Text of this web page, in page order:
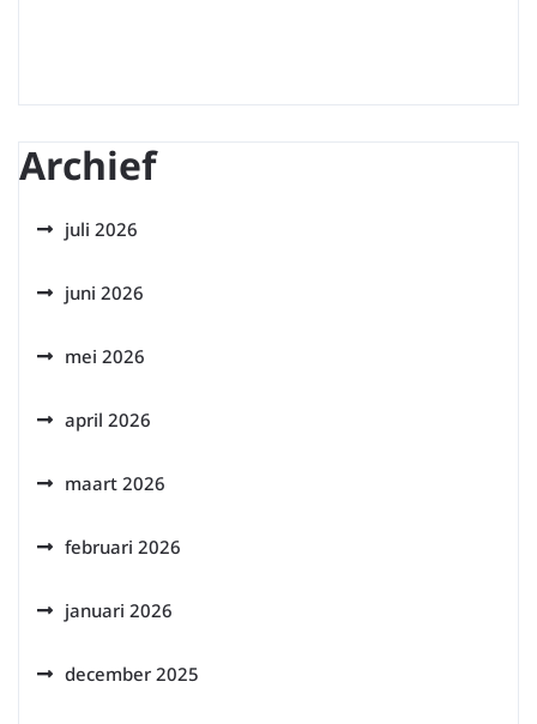
Archief
juli 2026
juni 2026
mei 2026
april 2026
maart 2026
februari 2026
januari 2026
december 2025